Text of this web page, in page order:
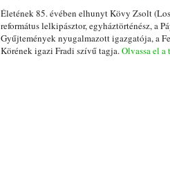
Életének 85. évében elhunyt Kövy Zsolt
református lelkipásztor, egyháztörténész, a
Gyűjtemények nyugalmazott igazgatója, a
Körének igazi Fradi szívű tagja.Olvassa el